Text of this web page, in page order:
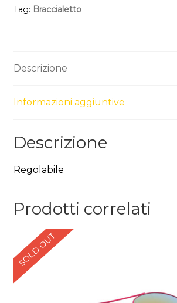
Tag: Braccialetto
Descrizione
Informazioni aggiuntive
Descrizione
Regolabile
Prodotti correlati
SOLD OUT